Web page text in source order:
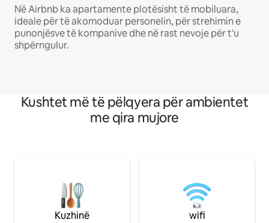
Në Airbnb ka apartamente plotësisht të mobiluara,
ideale për të akomoduar personelin, për strehimin e
punonjësve të kompanive dhe në rast nevoje për t'u
shpërngulur.
Kushtet më të pëlqyera për ambientet
me qira mujore
Kuzhinë wifi